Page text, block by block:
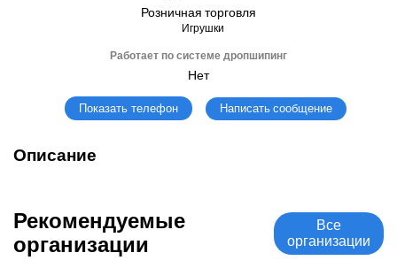
Розничная торговля
Игрушки
Работает по системе дропшипинг
Нет
Показать телефон Написать сообщение
Описание
Рекомендуемые
организации
Все
организации